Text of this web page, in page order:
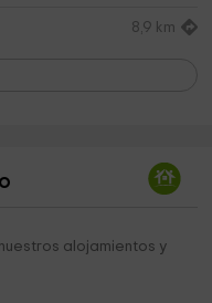
8,9 km
9,0 km
alojamientos y